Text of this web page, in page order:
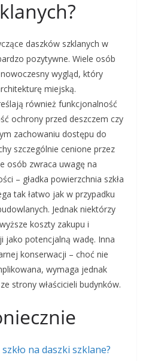
daszków szklanych w
pozytywne. Wiele osób
wygląd, który
miejską.
również funkcjonalność
ochrony przed deszczem czy
zachowaniu dostępu do
szczególnie cenione przez
osób zwraca uwagę na
– gładka powierzchnia szkła
tak łatwo jak w przypadku
Jednak niektórzy
koszty zakupu i
jako potencjalną wadę. Inna
konserwacji – choć nie
wymaga jednak
strony właścicieli budynków.
szkło na daszki szklane?